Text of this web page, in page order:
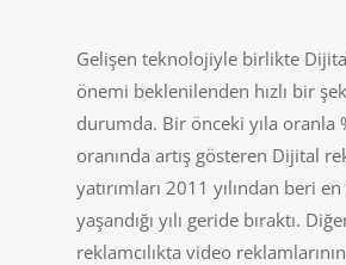
Gelişen teknolojiyle birlikte
önemi beklenilenden hızlı bir
durumda. Bir önceki yıla oranla
oranında artış gösteren Dijital
yatırımları 2011 yılından beri en
yaşandığı yılı geride bıraktı.
reklamcılıkta video